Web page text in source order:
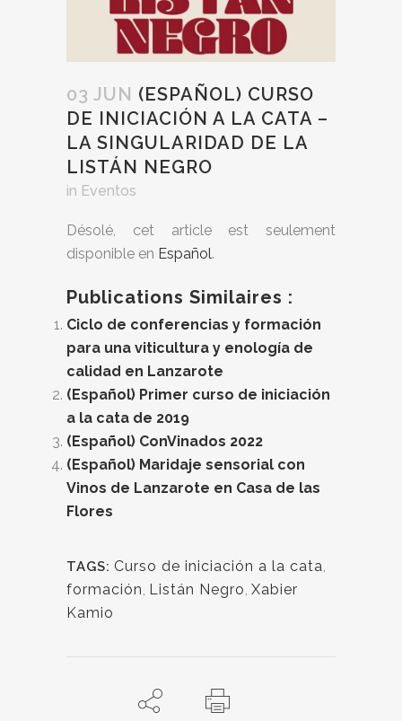
03 JUN (ESPAÑOL) CURSO
DE INICIACIÓN A LA CATA –
LA SINGULARIDAD DE LA
LISTÁN NEGRO
in Eventos
Désolé, cet article est seulement
disponible en Español.
Publications Similaires :
Ciclo de conferencias y formación
para una viticultura y enología de
calidad en Lanzarote
(Español) Primer curso de iniciación
a la cata de 2019
(Español) ConVinados 2022
(Español) Maridaje sensorial con
Vinos de Lanzarote en Casa de las
Flores
TAGS: Curso de iniciación a la cata,
formación, Listán Negro, Xabier
Kamio